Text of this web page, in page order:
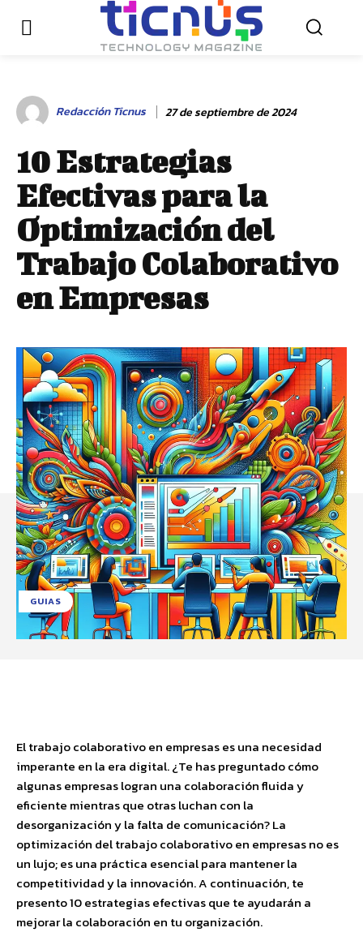
Redacción Ticnus 27 de septiembre de 2024
10 Estrategias
Efectivas para la
Optimización del
Trabajo Colaborativo
en Empresas
GUIAS
El trabajo colaborativo en empresas es una necesidad
imperante en la era digital. ¿Te has preguntado cómo
algunas empresas logran una colaboración fluida y
eficiente mientras que otras luchan con la
desorganización y la falta de comunicación? La
optimización del trabajo colaborativo en empresas no es
un lujo; es una práctica esencial para mantener la
competitividad y la innovación. A continuación, te
presento 10 estrategias efectivas que te ayudarán a
mejorar la colaboración en tu organización.